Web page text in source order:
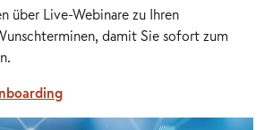
über Live-Webinare zu Ihren
damit Sie sofort zum